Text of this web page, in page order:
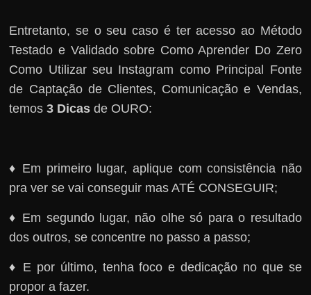
Entretanto, se o seu caso é ter acesso ao Método
Testado e Validado sobre Como Aprender Do Zero
Como Utilizar seu Instagram como Principal Fonte
de Captação de Clientes, Comunicação e Vendas,
temos3 Dicas de OURO:
♦ Em primeiro lugar, aplique com consistência não
pra ver se vai conseguir mas ATÉ CONSEGUIR;
♦ Em segundo lugar, não olhe só para o resultado
dos outros, se concentre no passo a passo;
♦ E por último, tenha foco e dedicação no que se
propor a fazer.